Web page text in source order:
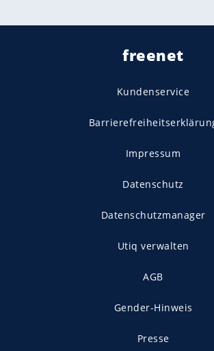
freenet
Kundenservice
Impressum
Datenschutz
Datenschutzmanager
Utiq verwalten
AGB
Gender-Hinweis
Presse